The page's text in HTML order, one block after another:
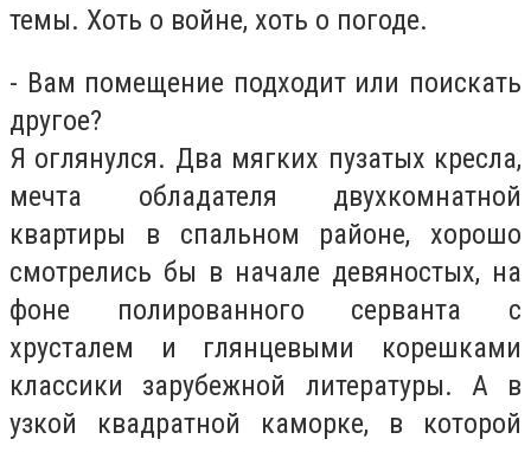
темы. Хоть о войне, хоть о погоде.
- Вам помещение подходит или поискать
другое?
Я оглянулся. Два мягких пузатых кресла,
мечта обладателя двухкомнатной
квартиры в спальном районе, хорошо
смотрелись бы в начале девяностых, на
фоне полированного серванта с
хрусталем и глянцевыми корешками
классики зарубежной литературы. А в
узкой квадратной каморке, в которой